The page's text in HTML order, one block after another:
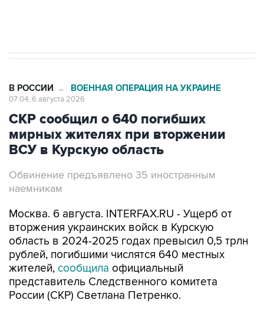
В РОССИИ → ВОЕННАЯ ОПЕРАЦИЯ НА УКРАИНЕ
07:04, 6 августа 2026
СКР сообщил о 640 погибших
мирных жителях при вторжении
ВСУ в Курскую область
Обвинение предъявлено 35 иностранным
наемникам
Москва. 6 августа. INTERFAX.RU - Ущерб от
вторжения украинских войск в Курскую
область в 2024-2025 годах превысил 0,5 трлн
рублей, погибшими числятся 640 местных
жителей, сообщила официальный
представитель Следственного комитета
России (СКР) Светлана Петренко.